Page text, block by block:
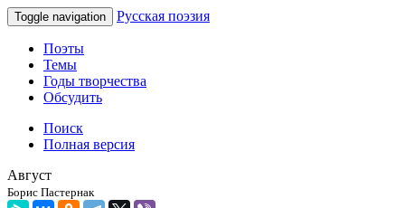
Toggle navigation Русская поэзия
Поэты
Темы
Годы творчества
Обсудить
Поиск
Полная версия
Август
Борис Пастернак